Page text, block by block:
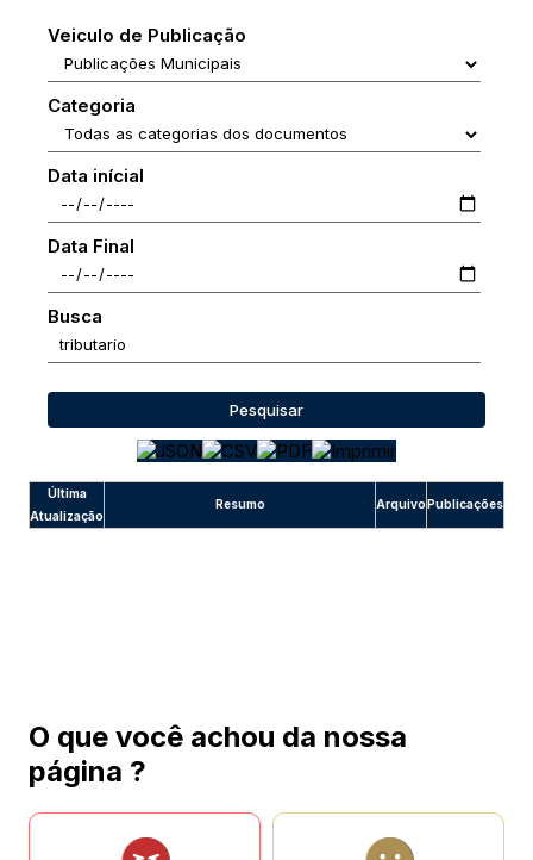
Veiculo de Publicação
Categoria
Data inícial
Data Final
Busca
Pesquisar
Última
Atualização
Resumo ArquivoPublicações
O que você achou da nossa
página ?